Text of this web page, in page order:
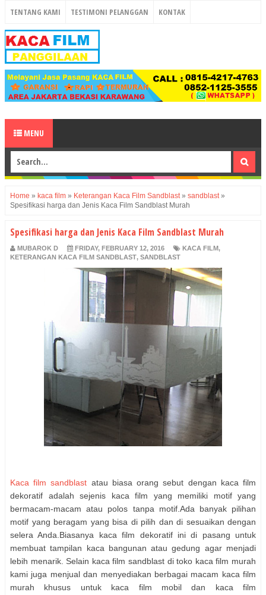
TENTANG KAMI TESTIMONI PELANGGAN KONTAK
MENU
Home » kaca film » Keterangan Kaca Film Sandblast » sandblast »
Spesifikasi harga dan Jenis Kaca Film Sandblast Murah
Spesifikasi harga dan Jenis Kaca Film Sandblast Murah
MUBAROK D FRIDAY, FEBRUARY 12, 2016 KACA FILM,
KETERANGAN KACA FILM SANDBLAST, SANDBLAST
Kaca film sandblast atau biasa orang sebut dengan kaca film
dekoratif adalah sejenis kaca film yang memiliki motif yang
bermacam-macam atau polos tanpa motif.Ada banyak pilihan
motif yang beragam yang bisa di pilih dan di sesuaikan dengan
selera Anda.Biasanya kaca film dekoratif ini di pasang untuk
membuat tampilan kaca bangunan atau gedung agar menjadi
lebih menarik. Selain kaca film sandblast di toko kaca film murah
kami juga menjual dan menyediakan berbagai macam kaca film
murah khusus untuk kaca film mobil dan kaca film